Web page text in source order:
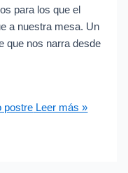
para los que el
a nuestra mesa. Un
que nos narra desde
postre Leer más »